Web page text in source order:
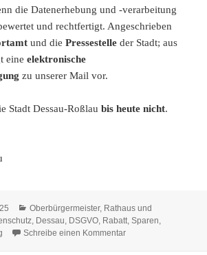
die Datenerhebung und -verarbeitung
und rechtfertigt. Angeschrieben
und diePressestelleder Stadt; aus
eineelektronische
zu unserer Mail vor.
Stadt Dessau-Roßlaubis heute nicht.
Kategorien
Oberbürgermeister, Rathaus und
, Dessau, DSGVO, Rabatt,Sparen,
Schreibe einen Kommentarzu Im Sportbad